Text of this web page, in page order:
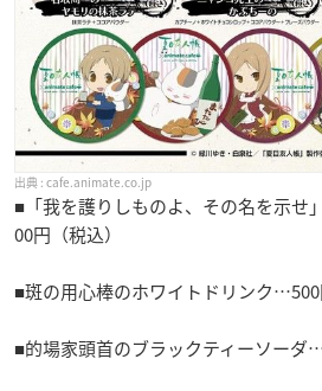
cafe.animate.co.jp
■「我を護りしものよ、その名を示
00円（税込）
■斑の用心棒のホワイトドリンク…500
■的場家頭首のブラックティーソーダ